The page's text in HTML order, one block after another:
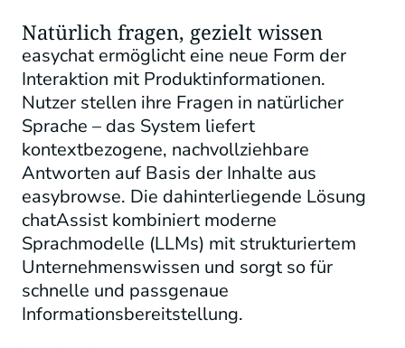
Natürlich fragen, gezielt wissen
easychat ermöglicht eine neue Form der
Interaktion mit Produktinformationen.
Nutzer stellen ihre Fragen in natürlicher
Sprache – das System liefert
kontextbezogene, nachvollziehbare
Antworten auf Basis der Inhalte aus
easybrowse. Die dahinterliegende Lösung
chatAssist kombiniert moderne
Sprachmodelle (LLMs) mit strukturiertem
Unternehmenswissen und sorgt so für
schnelle und passgenaue
Informationsbereitstellung.